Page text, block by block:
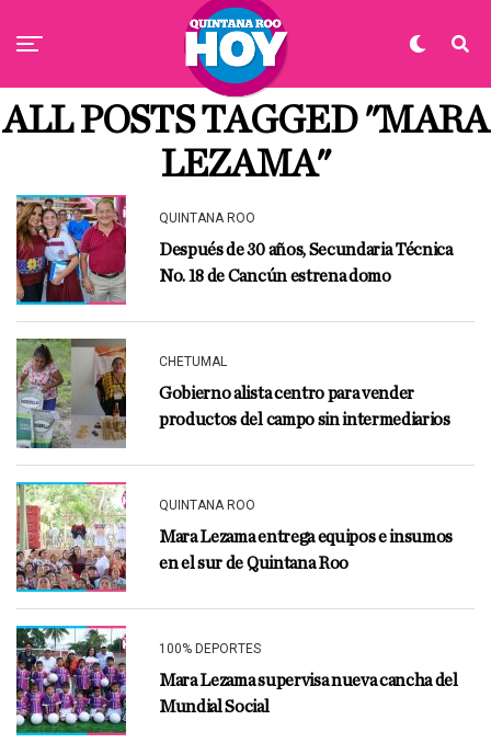
ALL POSTS TAGGED "MARA
LEZAMA"
QUINTANA ROO
Después de 30 años, Secundaria Técnica
No. 18 de Cancún estrena domo
CHETUMAL
Gobierno alista centro para vender
productos del campo sin intermediarios
QUINTANA ROO
Mara Lezama entrega equipos e insumos
en el sur de Quintana Roo
100% DEPORTES
Mara Lezama supervisa nueva cancha del
Mundial Social